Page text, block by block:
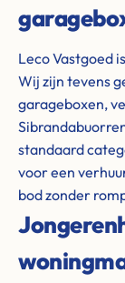
Leco Vastgoed
Wij zijn tevens
garageboxen,
standaard
voor een
bod zonder